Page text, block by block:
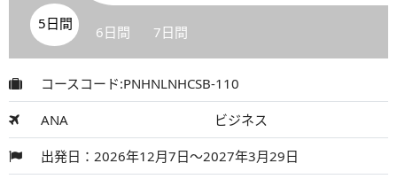
5日間 6日間 7日間
コースコード:PNHNLNHCSB-110
ANA ビジネス
出発日：2026年12月7日～2027年3月29日